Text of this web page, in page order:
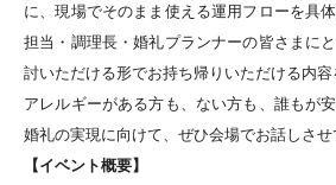
に、現場でそのまま使える運用フローを具
担当・調理長・婚礼プランナーの皆さまに
討いただける形でお持ち帰りいただける内容
アレルギーがある方も、ない方も、誰もが
婚礼の実現に向けて、ぜひ会場でお話しさせ
【イベント概要】